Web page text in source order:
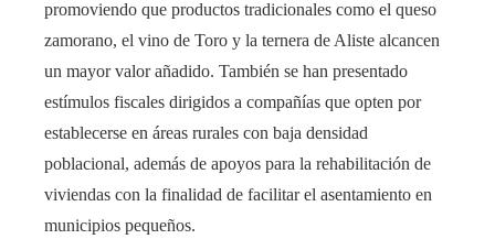
promoviendo que productos tradicionales como el queso
zamorano, el vino de Toro y la ternera de Aliste alcancen
un mayor valor añadido. También se han presentado
estímulos fiscales dirigidos a compañías que opten por
establecerse en áreas rurales con baja densidad
poblacional, además de apoyos para la rehabilitación de
viviendas con la finalidad de facilitar el asentamiento en
municipios pequeños.